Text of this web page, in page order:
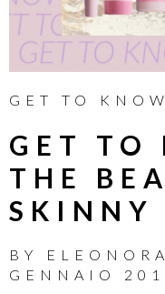
GET TO
GET TO
THE
SKINNY
BY
GENNAIO